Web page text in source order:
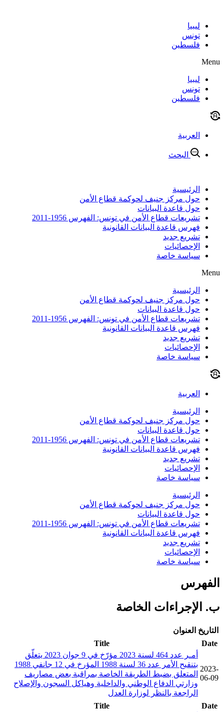
contentليبيا
تونس
فلسطين
Menu
ليبيا
تونس
فلسطين
العربية
البحث
الرئيسية
حول مركز جنيف لحوكمة قطاع الأمن
حول قاعدة البيانات
تشريعات قطاع الأمن في تونس: الفهرس 1956-2011
فهرس قاعدة البيانات القانونية
تشريع جديد
الإحصائيات
سياسة خاصة
Menu
الرئيسية
حول مركز جنيف لحوكمة قطاع الأمن
حول قاعدة البيانات
تشريعات قطاع الأمن في تونس: الفهرس 1956-2011
فهرس قاعدة البيانات القانونية
تشريع جديد
الإحصائيات
سياسة خاصة
العربية
الرئيسية
حول مركز جنيف لحوكمة قطاع الأمن
حول قاعدة البيانات
تشريعات قطاع الأمن في تونس: الفهرس 1956-2011
فهرس قاعدة البيانات القانونية
تشريع جديد
الإحصائيات
سياسة خاصة
الرئيسية
حول مركز جنيف لحوكمة قطاع الأمن
حول قاعدة البيانات
تشريعات قطاع الأمن في تونس: الفهرس 1956-2011
فهرس قاعدة البيانات القانونية
تشريع جديد
الإحصائيات
سياسة خاصة
الفهرس
ب. الإجراءات الخاصة
التاريخ العنوان
Date
Title
2023-
06-09
أمـر عدد 464 لسنة 2023 مؤرّخ في 9 جوان 2023 يتعلّق
بتنقيح الأمر عدد 36 لسنة 1988 المؤرخ في 12 جانفي 1988
المتعلق بضبط الطريقة الخاصة بمراقبة بعض مصاريف
وزارتي الدفاع الوطني والداخلية وهياكل السجون والإصلاح
الراجعة بالنظر لوزارة العدل
Date
Title